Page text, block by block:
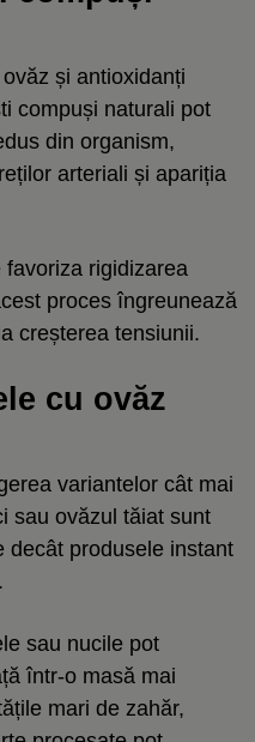
și antioxidanți
compuși naturali pot
din organism,
arteriali și apariția
rigidizarea
proces îngreunează
creșterea tensiunii.
cu ovăz
variantelor cât mai
sau ovăzul tăiat sunt
decât produsele instant
sau nucile pot
într-o masă mai
mari de zahăr,